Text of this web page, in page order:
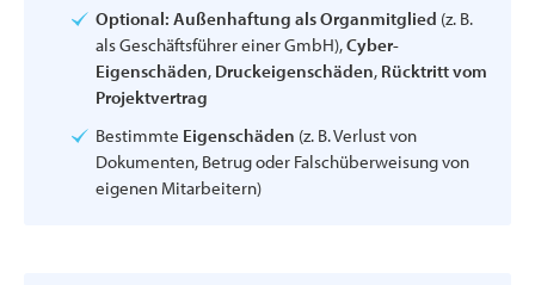
Optional: Außenhaftung als Organmitglied (z. B.
als Geschäftsführer einer GmbH),Cyber-
Eigenschäden, Druckeigenschäden, Rücktritt vom
Projektvertrag
Bestimmte Eigenschäden (z. B. Verlust von
Dokumenten, Betrug oder Falschüberweisung von
eigenen Mitarbeitern)